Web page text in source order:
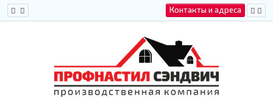
Контакты и адреса